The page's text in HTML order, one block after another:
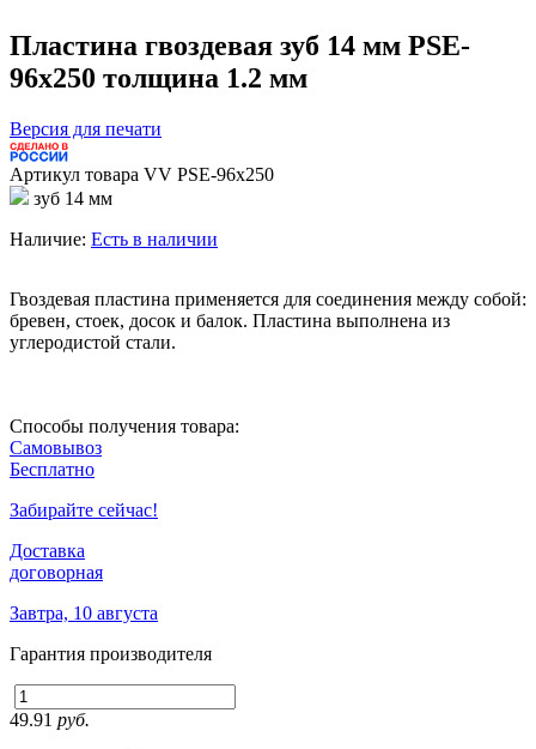
Пластина гвоздевая зуб 14 мм PSE-
96x250 толщина 1.2 мм
Версия для печати
Артикул товара VV PSE-96x250
зуб 14 мм
Наличие: Есть в наличии
Гвоздевая пластина применяется для соединения между собой:
бревен, стоек, досок и балок. Пластина выполнена из
углеродистой стали.
Способы получения товара:
Самовывоз
Бесплатно
Забирайте сейчас!
Доставка
договорная
Завтра, 10 августа
Гарантия производителя
49.91 руб.